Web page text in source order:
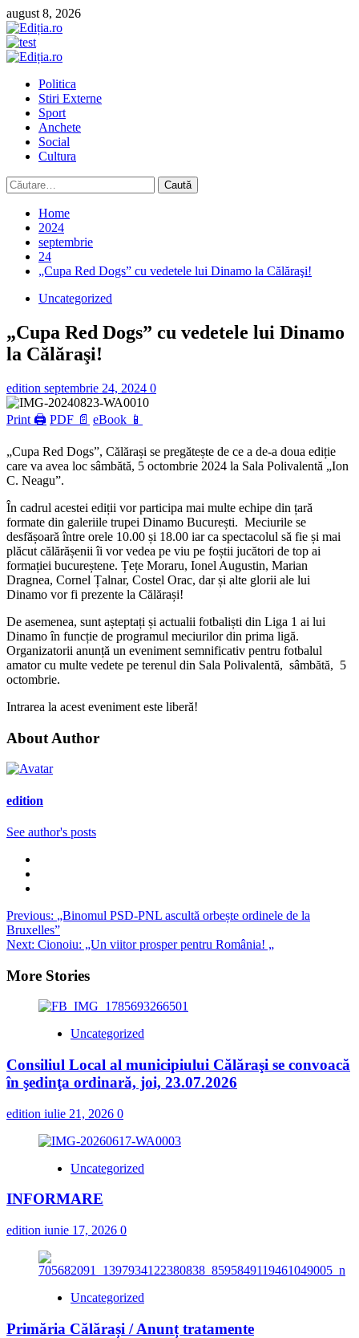
Skip
to
content
august 8, 2026
Primary
Politica
Stiri Externe
Sport
Anchete
Social
Cultura
Caută
după:
Home
2024
septembrie
24
„Cupa Red Dogs” cu vedetele lui Dinamo la Călăraşi!
Uncategorized
„Cupa Red Dogs” cu vedetele lui Dinamo
la Călăraşi!
edition septembrie 24, 2024 0
Print 🖨 PDF 📄 eBook 📱
„Cupa Red Dogs”, Călărași se pregătește de ce a de-a doua ediție
care va avea loc sâmbătă, 5 octombrie 2024 la Sala Polivalentă „Ion
C. Neagu”.
În cadrul acestei ediții vor participa mai multe echipe din țară
formate din galeriile trupei Dinamo București. Meciurile se
desfășoară între orele 10.00 și 18.00 iar ca spectacolul să fie și mai
plăcut călărășenii îi vor vedea pe viu pe foștii jucători de top ai
formației bucureștene. Țețe Moraru, Ionel Augustin, Marian
Dragnea, Cornel Țalnar, Costel Orac, dar și alte glorii ale lui
Dinamo vor fi prezente la Călărași!
De asemenea, sunt așteptați și actualii fotbaliști din Liga 1 ai lui
Dinamo în funcție de programul meciurilor din prima ligă.
Organizatorii anunță un eveniment semnificativ pentru fotbalul
amator cu multe vedete pe terenul din Sala Polivalentă, sâmbătă, 5
octombrie.
Intrarea la acest eveniment este liberă!
About Author
edition
See author's posts
Post
navigation
Previous: „Binomul PSD-PNL ascultă orbește ordinele de la
Bruxelles”
Next: Cionoiu: „Un viitor prosper pentru România! „
More Stories
Uncategorized
Consiliul Local al municipiului Călăraşi se convoacă
în şedinţa ordinară, joi, 23.07.2026
edition iulie 21, 2026 0
Uncategorized
INFORMARE
edition iunie 17, 2026 0
Uncategorized
Primăria Călărași / Anunț tratamente